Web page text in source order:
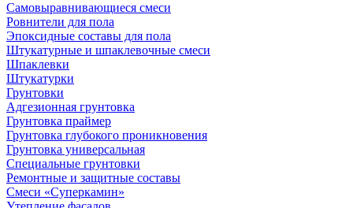
Самовыравнивающиеся смеси
Ровнители для пола
Эпоксидные составы для пола
Штукатурные и шпаклевочные смеси
Шпаклевки
Штукатурки
Грунтовки
Адгезионная грунтовка
Грунтовка праймер
Грунтовка глубокого проникновения
Грунтовка универсальная
Специальные грунтовки
Ремонтные и защитные составы
Смеси «Суперкамин»